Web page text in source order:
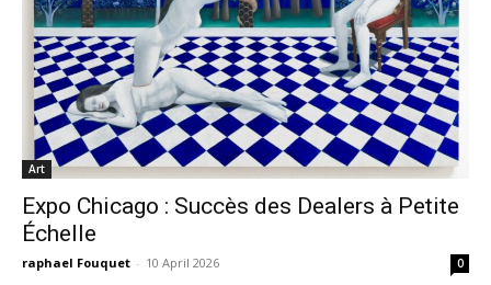
Art
Expo Chicago : Succès des Dealers à Petite
Échelle
raphael Fouquet - 10 April 2026 0